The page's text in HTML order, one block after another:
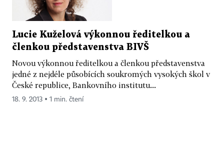
Lucie Kuželová výkonnou ředitelkou a
členkou představenstva BIVŠ
Novou výkonnou ředitelkou a členkou představenstva
jedné z nejdéle působících soukromých vysokých škol v
České republice, Bankovního institutu...
18. 9. 2013 ▪ 1 min. čtení